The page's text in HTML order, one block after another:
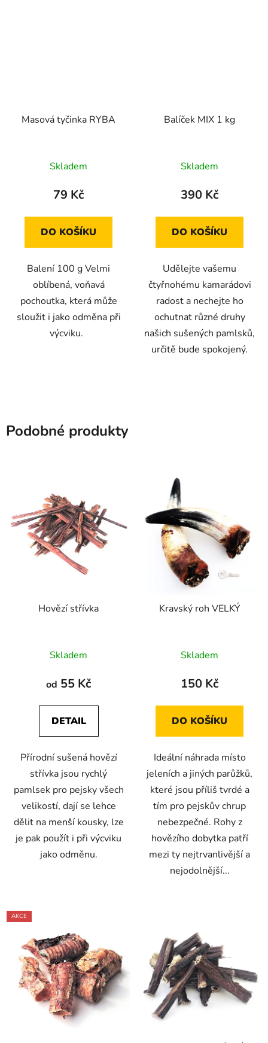
Masová tyčinka RYBA
hodnocení
produktu
5,0
z
hvězdiček.
Skladem
79 Kč
DO KOŠÍKU
Balení 100 g Velmi
oblíbená, voňavá
pochoutka, která může
sloužit i jako odměna při
výcviku.
Balíček MIX 1 kg
hodnocení
produktu
4,5
z
hvězdiček.
Skladem
390 Kč
DO KOŠÍKU
Udělejte vašemu
čtyřnohému kamarádovi
radost a nechejte ho
ochutnat různé druhy
našich sušených pamlsků,
určitě bude spokojený.
Podobné produkty
Hovězí střívka
hodnocení
produktu
5,0
z
hvězdiček.
Skladem
od 55 Kč
DETAIL
Přírodní sušená hovězí
střívka jsou rychlý
pamlsek pro pejsky všech
velikostí, dají se lehce
dělit na menší kousky, lze
je pak použít i při výcviku
jako odměnu.
Kravský roh VELKÝ
hodnocení
produktu
4,6
z
hvězdiček.
Skladem
150 Kč
DO KOŠÍKU
Ideální náhrada místo
jeleních a jiných parůžků,
které jsou příliš tvrdé a
tím pro pejskův chrup
nebezpečné. Rohy z
hovězího dobytka patří
mezi ty nejtrvanlivější a
nejodolnější...
AKCE